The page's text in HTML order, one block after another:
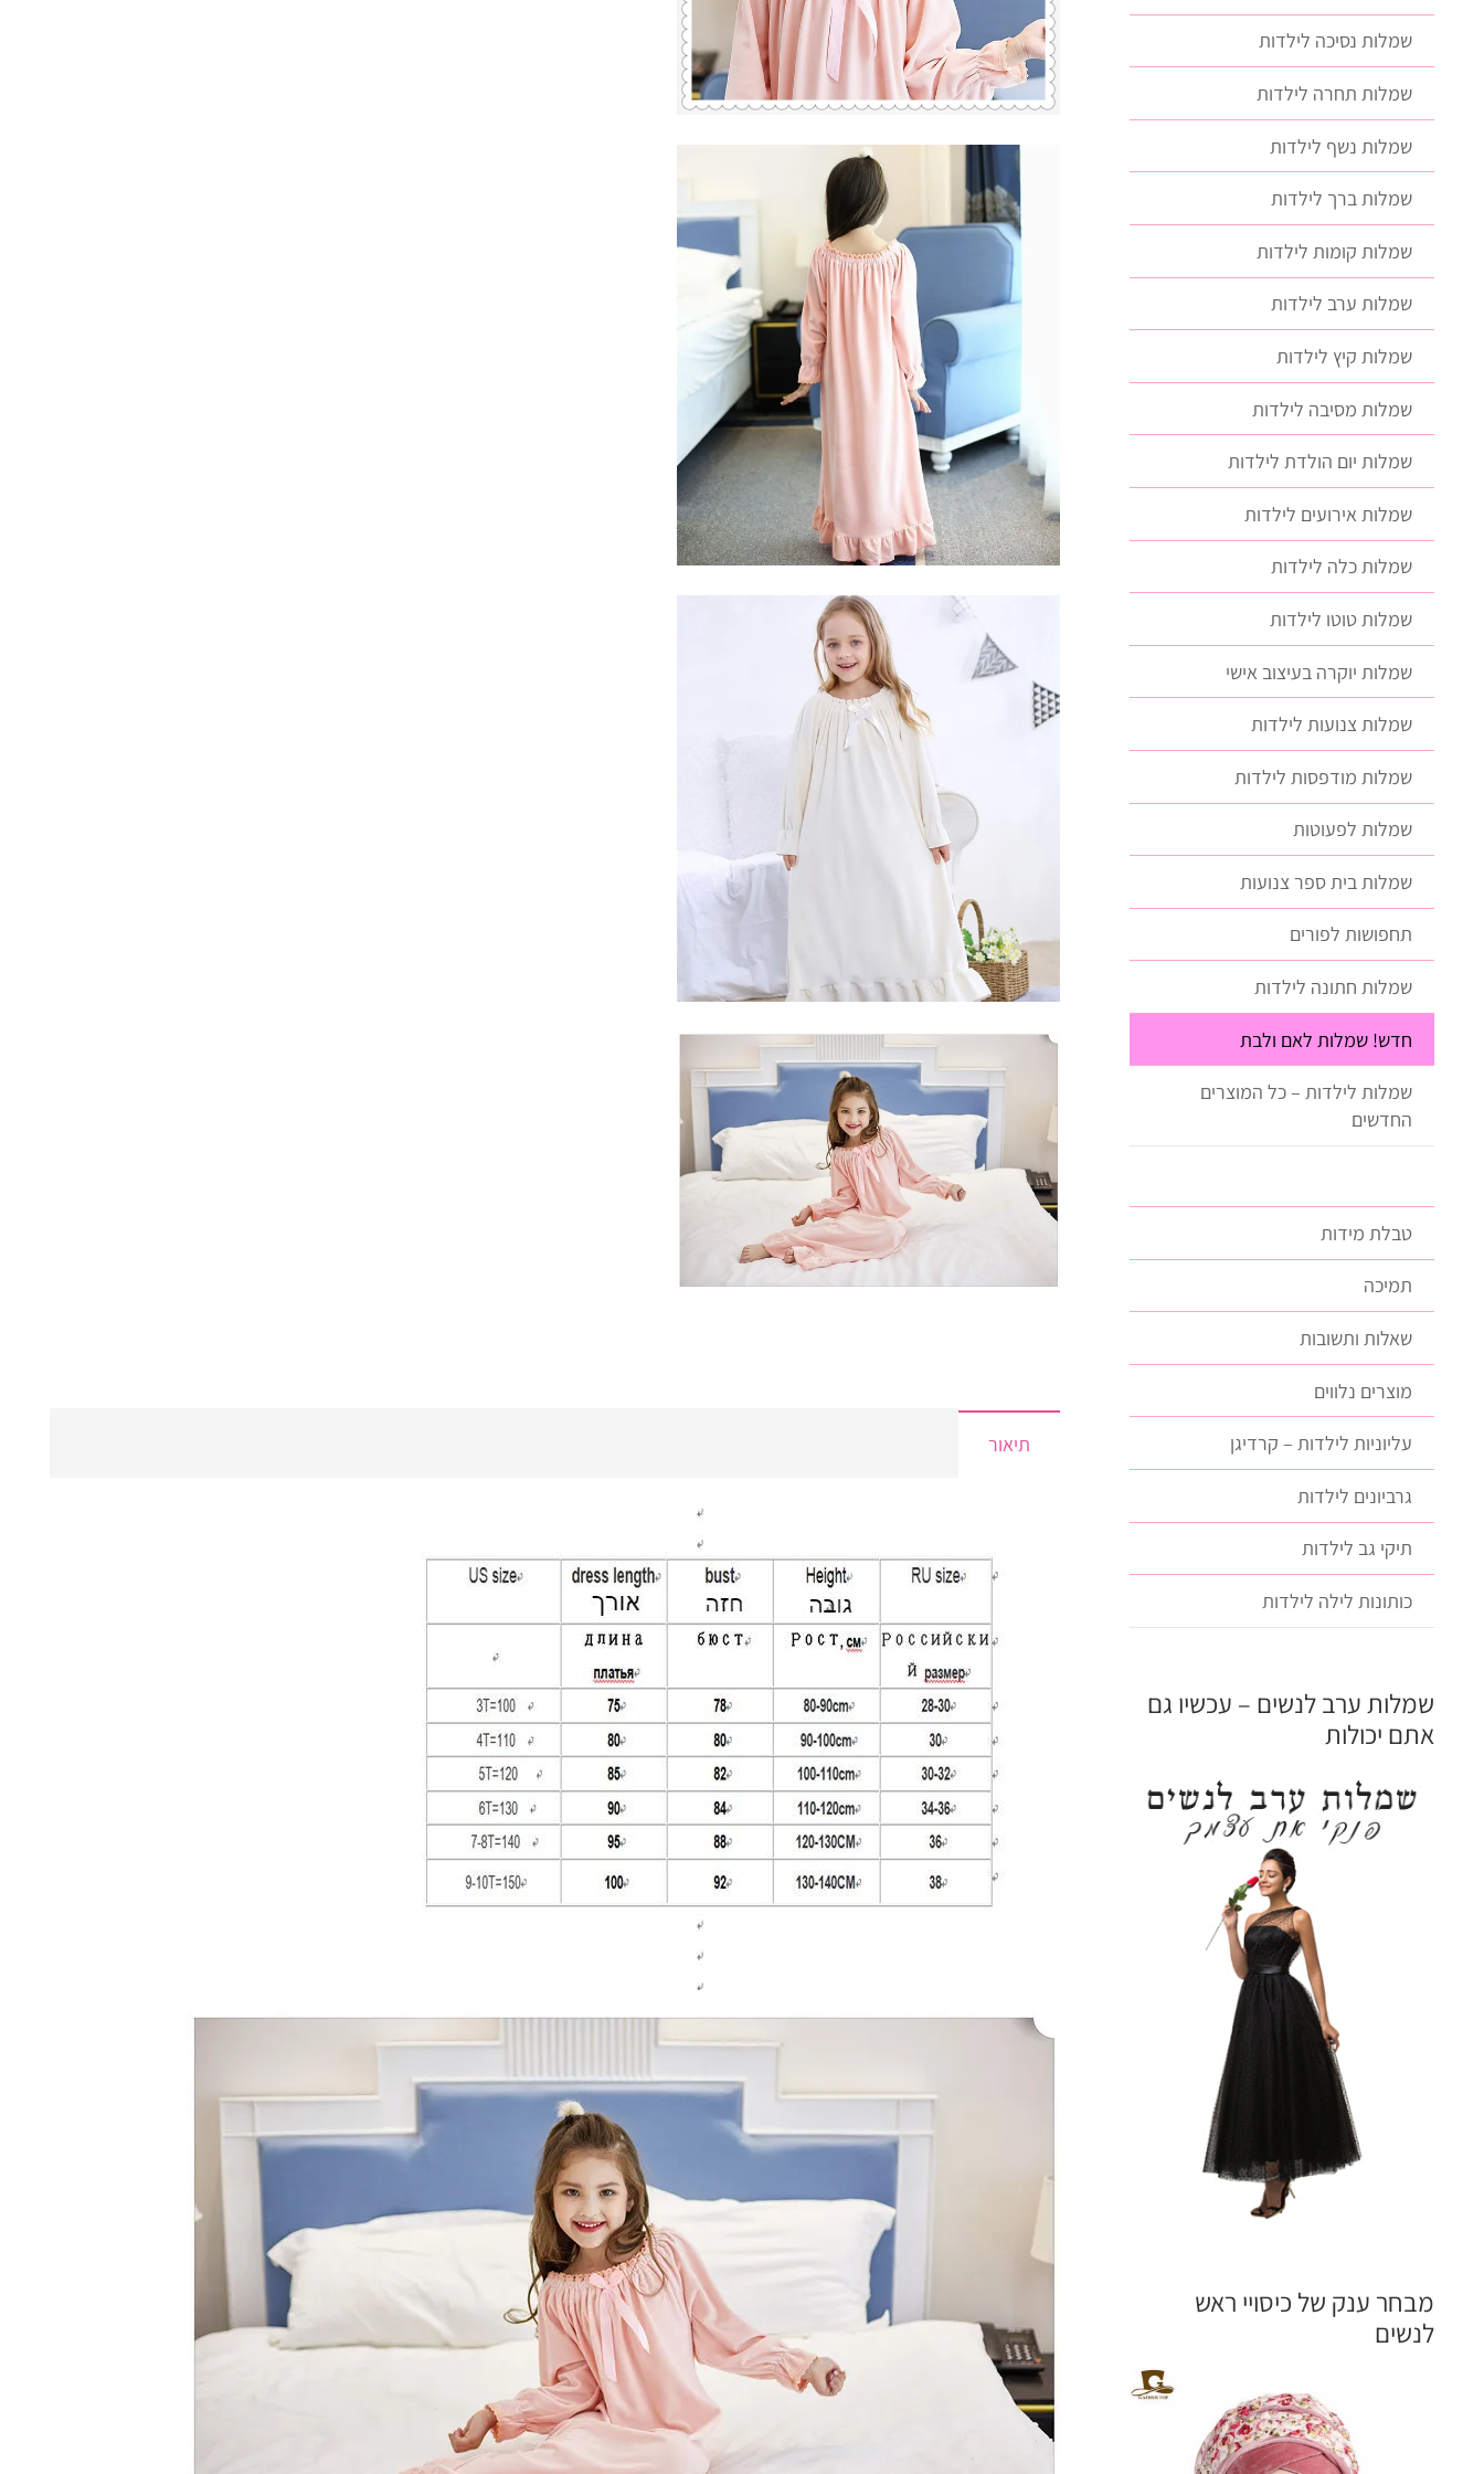
תיאור
שמלות נסיכה לילדות
שמלות תחרה לילדות
שמלות נשף לילדות
שמלות ברך לילדות
שמלות קומות לילדות
שמלות ערב לילדות
שמלות קיץ לילדות
שמלות מסיבה לילדות
שמלות יום הולדת לילדות
שמלות אירועים לילדות
שמלות כלה לילדות
שמלות טוטו לילדות
שמלות יוקרה בעיצוב אישי
שמלות צנועות לילדות
שמלות מודפסות לילדות
שמלות לפעוטות
שמלות בית ספר צנועות
תחפושות לפורים
שמלות חתונה לילדות
חדש! שמלות לאם ולבת
שמלות לילדות – כל המוצרים
החדשים
טבלת מידות
תמיכה
שאלות ותשובות
מוצרים נלווים
עליוניות לילדות – קרדיגן
גרביונים לילדות
תיקי גב לילדות
כותונות לילה לילדות
שמלות ערב לנשים – עכשיו גם
אתם יכולות
מבחר ענק של כיסויי ראש
לנשים